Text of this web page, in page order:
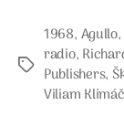
Étiquettes
1968, Agullo,
radio,
Publishers,
Viliam